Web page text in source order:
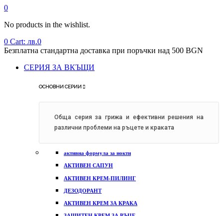
0
No products in the wishlist.
0 Cart: лв.0
Безплатна стандартна доставка при поръчки над 500 BGN
СЕРИЯ ЗА ВКЪЩИ
ОСНОВНИ СЕРИИ
Обща серия за грижа и ефективни решения на
различни проблеми на ръцете и краката
активна формула за нокти
АКТИВЕН САПУН
АКТИВЕН КРЕМ-ПИЛИНГ
ДЕЗОДОРАНТ
АКТИВЕН КРЕМ ЗА КРАКА